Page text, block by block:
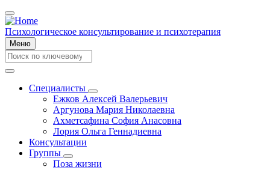
Перейти
к
основному
содержанию
Психологическое консультирование и психотерапия
Меню
Search
Search
navigation
Специалисты
Специалисты
подменю
Ежков Алексей Валерьевич
Аргунова Мария Николаевна
Ахметсафина София Анасовна
Лория Ольга Геннадиевна
Консультации
Группы
Группы
Поза жизни